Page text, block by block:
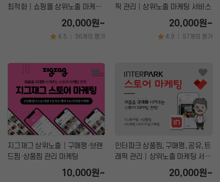
최적화│쇼핑몰 상위노출 마케팅
20,000원~
4.5 56개의 평가
픽 관리│상위노출 마케팅 서비스
20,000원~
4.9 57개의 평가
지그재그 상위노출│구매평·브랜
드찜·상품찜 관리 마케팅
10,000원~
인터파크 상품찜, 구매평, 공유, 트
래픽 관리│상위노출 마케팅 서비
20,000원~